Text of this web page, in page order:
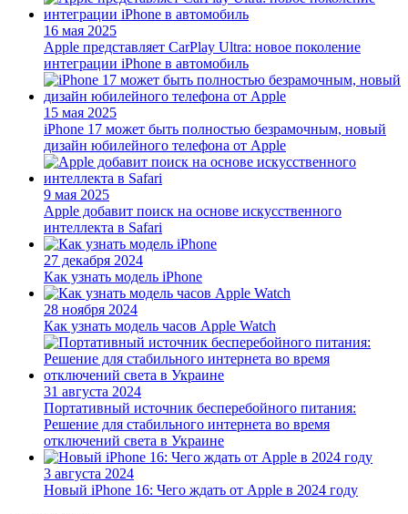
16 мая 2025
Apple представляет CarPlay Ultra: новое поколение
интеграции iPhone в автомобиль
15 мая 2025
iPhone 17 может быть полностью безрамочным, новый
дизайн юбилейного телефона от Apple
9 мая 2025
Apple добавит поиск на основе искусственного
интеллекта в Safari
27 декабря 2024
Как узнать модель iPhone
28 ноября 2024
Как узнать модель часов Apple Watch
31 августа 2024
Портативный источник бесперебойного питания:
Решение для стабильного интернета во время
отключений света в Украине
3 августа 2024
Новый iPhone 16: Чего ждать от Apple в 2024 году